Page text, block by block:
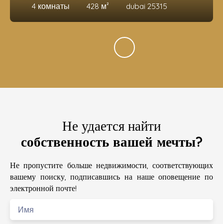
4 комнаты 428 м² dubai 25315
Не удается найти
собственность вашей мечты?
Не пропустите больше недвижимости, соответствующих
вашему поиску, подписавшись на наше оповещение по
электронной почте!
Имя